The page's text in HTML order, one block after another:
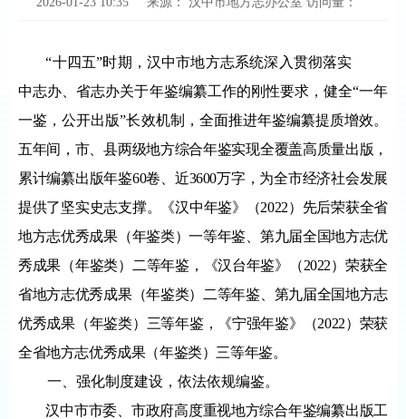
“十四五”时期，汉中市地方志系统深入贯彻落实
中志办、省志办关于年鉴编纂工作的刚性要求，健全“一年
一鉴，公开出版”长效机制，全面推进年鉴编纂提质增效。
五年间，市、县两级地方综合年鉴实现全覆盖高质量出版，
累计编纂出版年鉴60卷、近3600万字，为全市经济社会发展
提供了坚实史志支撑。《汉中年鉴》（2022）先后荣获全省
地方志优秀成果（年鉴类）一等年鉴、第九届全国地方志优
秀成果（年鉴类）二等年鉴，《汉台年鉴》（2022）荣获全
省地方志优秀成果（年鉴类）二等年鉴、第九届全国地方志
优秀成果（年鉴类）三等年鉴，《宁强年鉴》（2022）荣获
全省地方志优秀成果（年鉴类）三等年鉴。
一、强化制度建设，依法依规编鉴。
汉中市市委、市政府高度重视地方综合年鉴编纂出版工